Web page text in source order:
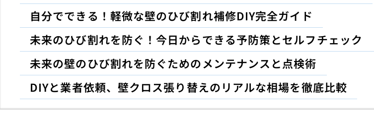
自分でできる！軽微な壁のひび割れ補修DIY完全ガイド
未来のひび割れを防ぐ！今日からできる予防策とセルフチェック
未来の壁のひび割れを防ぐためのメンテナンスと点検術
DIYと業者依頼、壁クロス張り替えのリアルな相場を徹底比較